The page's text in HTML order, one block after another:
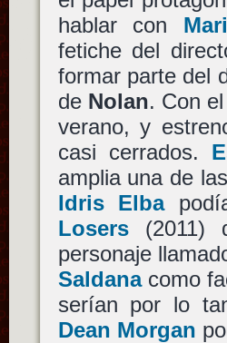
hablar con
fetiche del
formar parte del
de Nolan. Con
verano, y
casi cerrados.
amplia una de
Idris Elba
Losers(2011)
personaje
Saldanacomo
serían por lo
Dean Morgan